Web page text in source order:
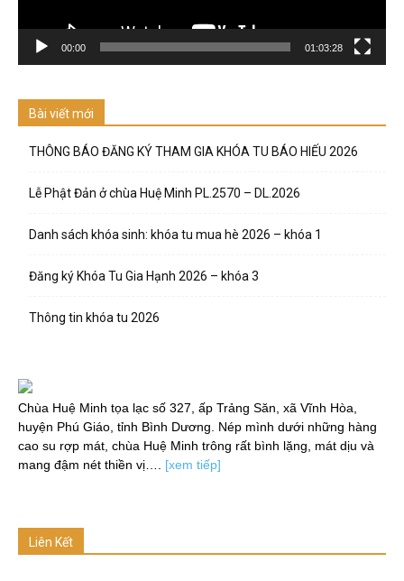
00:00 01:03:28
Bài viết mới
THÔNG BÁO ĐĂNG KÝ THAM GIA KHÓA TU BÁO HIẾU 2026
Lễ Phật Đản ở chùa Huệ Minh PL.2570 – DL.2026
Danh sách khóa sinh: khóa tu mua hè 2026 – khóa 1
Đăng ký Khóa Tu Gia Hạnh 2026 – khóa 3
Thông tin khóa tu 2026
Chùa Huệ Minh tọa lạc số 327, ấp Trảng Săn, xã Vĩnh Hòa,
huyện Phú Giáo, tỉnh Bình Dương. Nép mình dưới những hàng
cao su rợp mát, chùa Huệ Minh trông rất bình lặng, mát dịu và
mang đậm nét thiền vị…. [xem tiếp]
Liên Kết